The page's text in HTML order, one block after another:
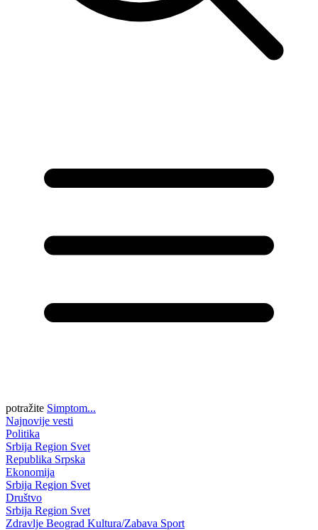
potražite Simptom...
Najnovije vesti
Politika
Srbija Region Svet
Republika Srpska
Ekonomija
Srbija Region Svet
Društvo
Srbija Region Svet
Zdravlje Beograd Kultura/Zabava Sport